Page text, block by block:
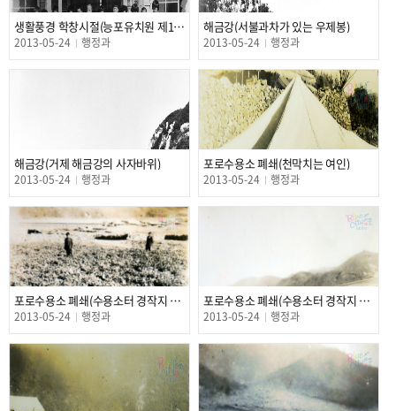
생활풍경 학창시절(능포유치원 제1회 졸업식)
2013-05-24 행정과
해금강(서불과차가 있는 우제봉)
2013-05-24 행정과
해금강(거제 해금강의 사자바위)
2013-05-24 행정과
포로수용소 폐쇄(천막치는 여인)
2013-05-24 행정과
포로수용소 폐쇄(수용소터 경작지 만들기 7)
2013-05-24 행정과
포로수용소 폐쇄(수용소터 경작지 만들기 6)
2013-05-24 행정과